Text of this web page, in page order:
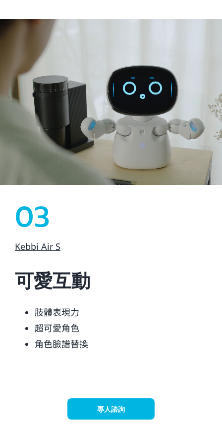
03
Kebbi Air S
可愛互動
肢體表現力
超可愛角色
角色臉譜替換
專人諮詢